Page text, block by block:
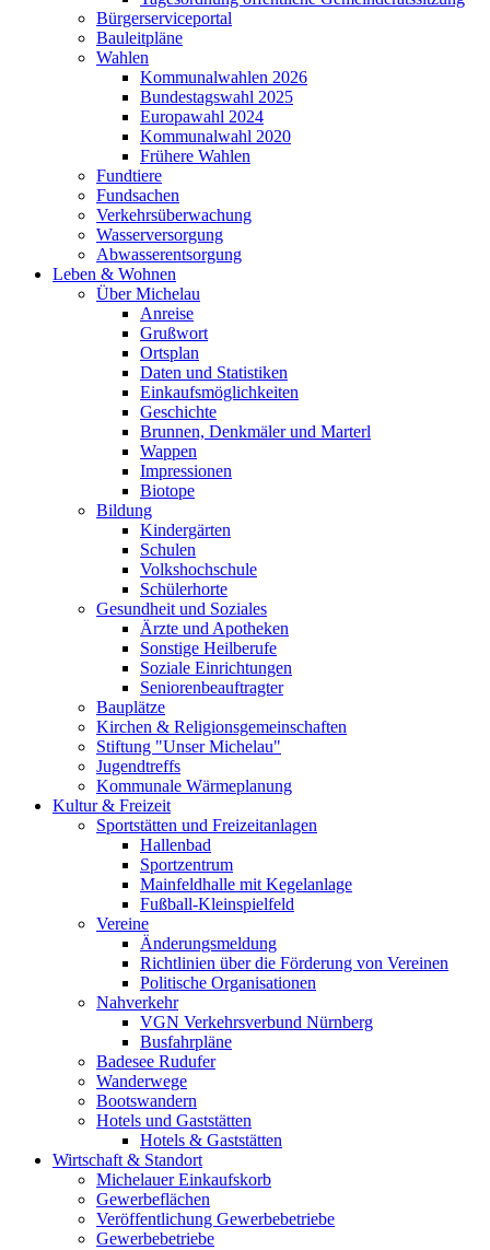
Bürgerserviceportal
Bauleitpläne
Wahlen
Kommunalwahlen 2026
Bundestagswahl 2025
Europawahl 2024
Kommunalwahl 2020
Frühere Wahlen
Fundtiere
Fundsachen
Verkehrsüberwachung
Wasserversorgung
Abwasserentsorgung
Leben & Wohnen
Über Michelau
Anreise
Grußwort
Ortsplan
Daten und Statistiken
Einkaufsmöglichkeiten
Geschichte
Brunnen, Denkmäler und Marterl
Wappen
Impressionen
Biotope
Bildung
Kindergärten
Schulen
Volkshochschule
Schülerhorte
Gesundheit und Soziales
Ärzte und Apotheken
Sonstige Heilberufe
Soziale Einrichtungen
Seniorenbeauftragter
Bauplätze
Kirchen & Religionsgemeinschaften
Stiftung "Unser Michelau"
Jugendtreffs
Kommunale Wärmeplanung
Kultur & Freizeit
Sportstätten und Freizeitanlagen
Hallenbad
Sportzentrum
Mainfeldhalle mit Kegelanlage
Fußball-Kleinspielfeld
Vereine
Änderungsmeldung
Richtlinien über die Förderung von Vereinen
Politische Organisationen
Nahverkehr
VGN Verkehrsverbund Nürnberg
Busfahrpläne
Badesee Rudufer
Wanderwege
Bootswandern
Hotels und Gaststätten
Hotels & Gaststätten
Wirtschaft & Standort
Michelauer Einkaufskorb
Gewerbeflächen
Veröffentlichung Gewerbebetriebe
Gewerbebetriebe